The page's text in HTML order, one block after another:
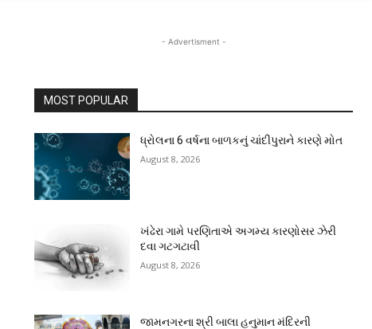
- Advertisment -
MOST POPULAR
ધ્રોલના 6 વર્ષના બાળકનું ચાંદીપુરાને કારણે મોત
August 8, 2026
ખંઢેરા ગામે પરણિતાએ અગમ્ય કારણોસર ઝેરી
દવા ગટગટાવી
August 8, 2026
જામનગરના શ્રી બાલા હનુમાન મંદિરની